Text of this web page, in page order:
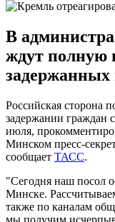
В
ждут полную
задержанных
Российская сторона
задержании граждан
июля,
Минском пресс-
сообщает ТАСС.
"Сегодня наш посол
Минске.
также по каналам
мы получим